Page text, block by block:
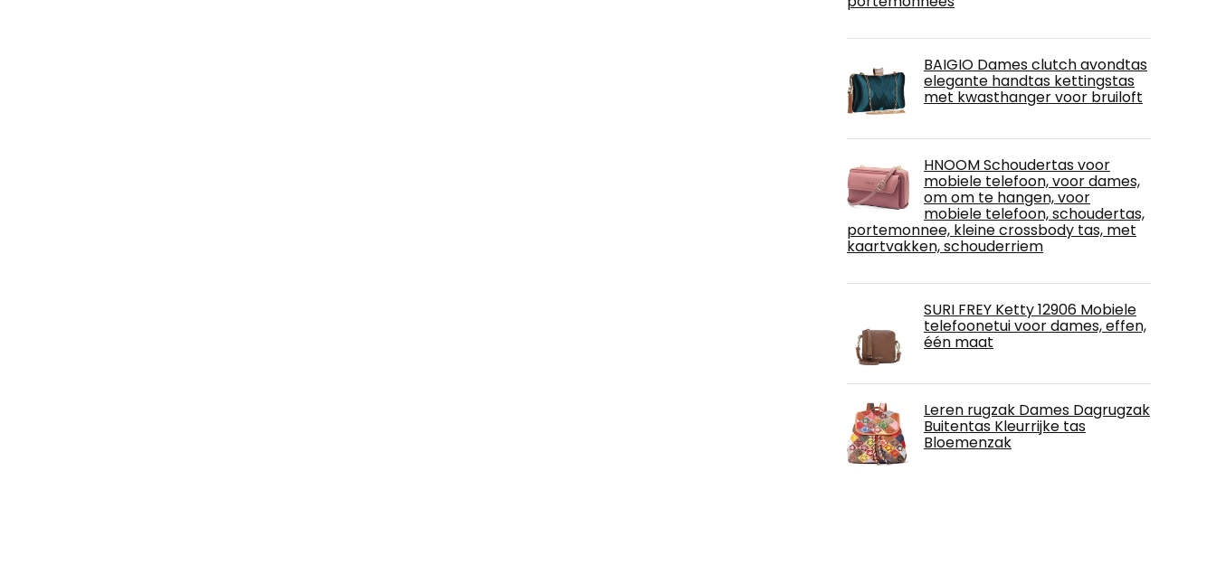
BAIGIO Dames clutch avondtas
elegante handtas kettingstas
met kwasthanger voor bruiloft
HNOOM Schoudertas voor
mobiele telefoon, voor dames,
om om te hangen, voor
mobiele telefoon, schoudertas,
portemonnee, kleine crossbody tas, met
kaartvakken, schouderriem
SURI FREY Ketty 12906 Mobiele
telefoonetui voor dames, effen,
één maat
Leren rugzak Dames Dagrugzak
Buitentas Kleurrijke tas
Bloemenzak